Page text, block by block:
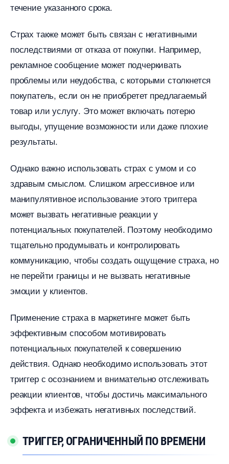
течение указанного срока.​
Страх также может быть связан с негативными
последствиями от отказа от покупки.​ Например,
рекламное сообщение может подчеркивать
проблемы или неудобства, с которыми столкнется
покупатель, если он не приобретет предлагаемый
товар или услугу.​ Это может включать потерю
ыгоды, упущение возможности или даже плохие
результаты.​
Однако важно использовать страх с умом и со
здравым смыслом.​ Слишком агрессивное или
манипулятивное использование этого триггера
может вызвать негативные реакции у
потенциальных покупателей.​ Поэтому необходимо
тщательно продумывать и контролировать
коммуникацию, чтобы создать ощущение страха, но
не перейти границы и не вызвать негативные
эмоции у клиентов.​
Применение страха в маркетинге может быть
эффективным способом мотивировать
потенциальных покупателей к совершению
действия.​ Однако необходимо использовать этот
триггер с осознанием и внимательно отслеживать
реакции клиентов, чтобы достичь максимального
эффекта и избежать негативных последствий.​
ТРИГГЕР, ОГРАНИЧЕННЫЙ ПО ВРЕМЕНИ